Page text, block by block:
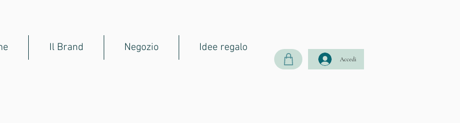
Il Brand Negozio Idee regalo
Accedi